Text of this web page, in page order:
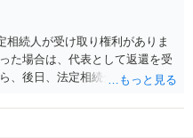
続人が受け取り権利がありま
た場合は、代表として返還を受
、後日、法定相続分に基づいて